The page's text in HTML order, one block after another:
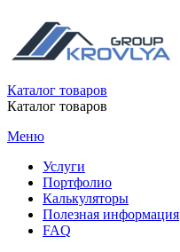
Каталог товаров
Каталог товаров
Меню
Услуги
Портфолио
Калькуляторы
Полезная информация
FAQ